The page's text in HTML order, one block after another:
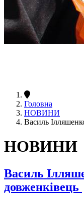
Головна
НОВИНИ
Василь
НОВИНИ
Василь
довженківець